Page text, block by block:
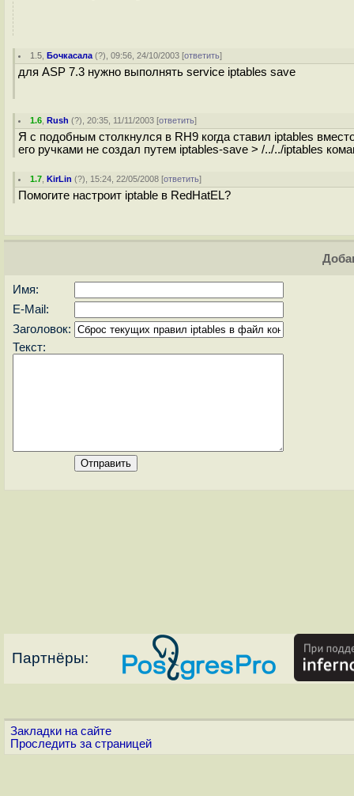
1.5 ,Бочкасала (?), 09:56, 24/10/2003 [ответить]
для ASP 7.3 нужно выполнять service iptables save
1.6 ,Rush (?), 20:35, 11/11/2003 [ответить]
Я с подобным столкнулся в RH9 когда ставил iptables
его ручками не создал путем iptables-save > /../../iptables
1.7 ,KirLin (?), 15:24, 22/05/2008 [ответить]
Помогите настроит iptable в RedHatEL?
Имя:
E-Mail:
Заголовок:
Текст:
Партнёры:
Закладки на сайте
Проследить за страницей